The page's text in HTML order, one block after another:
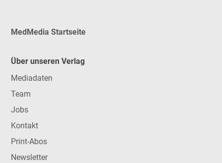
MedMedia Startseite
Über unseren Verlag
Mediadaten
Team
Jobs
Kontakt
Print-Abos
Newsletter